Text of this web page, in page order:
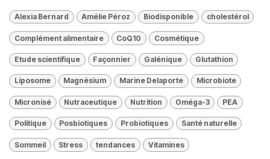
Alexia Bernard Amélie Péroz Biodisponible cholestérol
Complément alimentaire CoQ10 Cosmétique
Etude scientifique Façonnier Galénique Glutathion
Liposome Magnésium Marine Delaporte Microbiote
Micronisé Nutraceutique Nutrition Oméga-3 PEA
Politique Posbiotiques Probiotiques Santé naturelle
Sommeil Stress tendances Vitamines